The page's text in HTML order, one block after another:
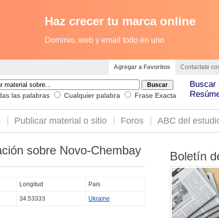
Haz crecer tu marca online
Dominio, web y email todo en uno
Agregar a Favoritos Contactate
las palabras Cualquier palabra Frase Exacta
Buscar
Publicar material o sitio Foros ABC del
sobre Novo-Chembay
Longitud Pais
34.53333 Ukraine
Boletín